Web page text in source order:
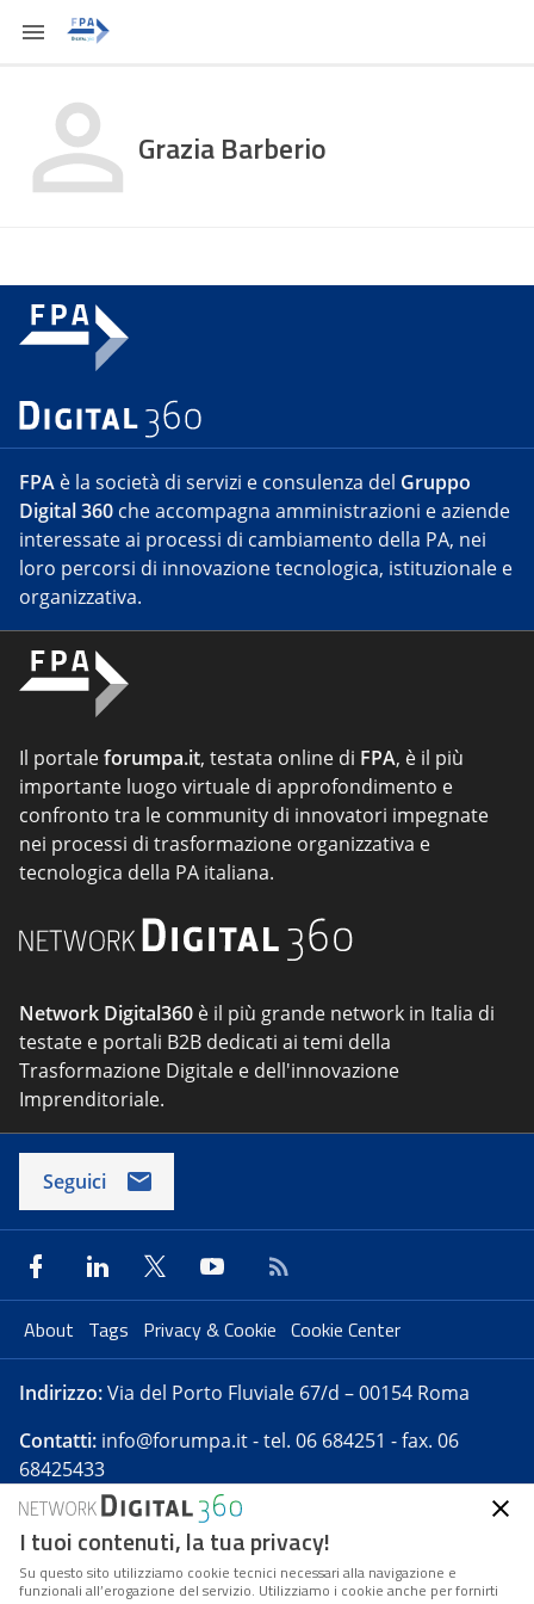
Grazia Barberio
FPA è la società di servizi e consulenza del Gruppo
Digital 360 che accompagna amministrazioni e aziende
interessate ai processi di cambiamento della PA, nei
loro percorsi di innovazione tecnologica, istituzionale e
organizzativa.
Il portaleforumpa.it, testata online di FPA, è il più
importante luogo virtuale di approfondimento e
confronto tra le community di innovatori impegnate
nei processi di trasformazione organizzativa e
tecnologica della PA italiana.
Network Digital360 è il più grande network in Italia di
testate e portali B2B dedicati ai temi della
Trasformazione Digitale e dell'innovazione
Imprenditoriale.
Seguici
About Tags Privacy & Cookie Cookie Center
Indirizzo:Via del Porto Fluviale 67/d – 00154 Roma
Contatti: info@forumpa.it- tel. 06 684251 - fax. 06
68425433
Forumpa.itè una pubblicazione telematica iscritta
presso Registro della stampa del Tribunale di Roma -
Reg. n. 182 del 2 maggio 2008 - Direttore resp. Michela
I tuoi contenuti, la tua privacy!
Su questo sito utilizziamo cookie tecnici necessari alla navigazione e
funzionali all’erogazione del servizio. Utilizziamo i cookie anche per fornirti